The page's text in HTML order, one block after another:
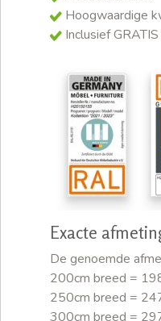
Hoogwaardige
Inclusief
Exacte
De genoemde
200cm breed =
250cm breed =
300cm breed =